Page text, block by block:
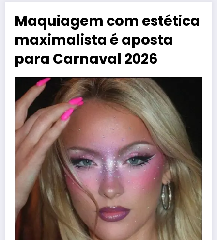
Maquiagem com estética
maximalista é aposta
para Carnaval 2026